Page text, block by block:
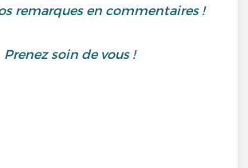
remarques en commentaires !
Prenez soin de vous !